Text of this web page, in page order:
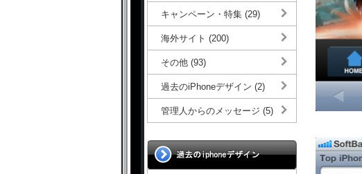
キャンペーン・特集 (29)
海外サイト (200)
その他 (93)
過去のiPhoneデザイン (2)
管理人からのメッセージ (5)